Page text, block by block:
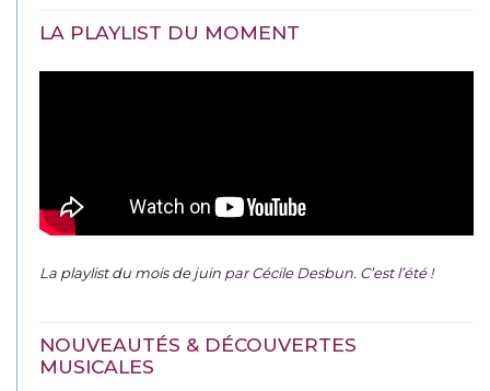
LA PLAYLIST DU MOMENT
La playlist du mois de juin par Cécile Desbun. C’est l’été !
NOUVEAUTÉS & DÉCOUVERTES
MUSICALES